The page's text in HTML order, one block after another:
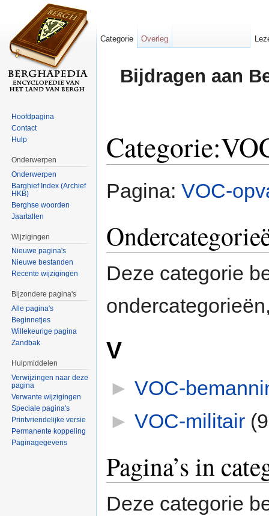
Bijdragen aan
Pagina: VOC-
Deze categorie
V
► VOC-
► VOC-militair‎
Pagina’s in
Deze categorie
Categorie Overleg
Hoofdpagina
Contact
Hulp
Onderwerpen
Onderwerpen
Barghief Index (Archief
HKB)
Berghse woorden
Jaartallen
Wijzigingen
Nieuwe pagina's
Nieuwe bestanden
Recente wijzigingen
Bijzondere pagina's
Alle pagina's
Beginnetjes
Willekeurige pagina
Zandbak
Hulpmiddelen
Verwijzingen naar deze
pagina
Verwante wijzigingen
Speciale pagina's
Printvriendelijke versie
Permanente koppeling
Paginagegevens